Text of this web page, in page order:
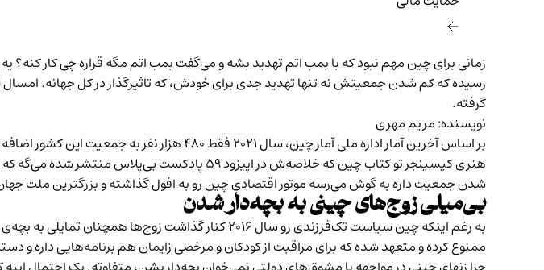
زمانی برای چین مهم نبود که با بمب اتم تهدید بشه و می‌گفت بمب اتم مگه قراره چی کار
گرفته.
نویسنده: مریم مهری
بر اساس آخرین آمار اداره ملی آمار چین، سال ۲۰۲۱ فقط ۴۸۰ هزار نفر به جمعیت این کشور اضافه شده در حالی که یک دهه پیش این رقم سالانه هشت میلیون نفر و بیشتر بوده.
هنری کیسینجر تو کتاب چین که خلاصه‌ش دراپیزود ۵۹ پادکست بی‌پلاس
شدن جمعیت داره به گوش می‌رسه موتور اقتصادی چین رو به افول گذاشته و بزرگترین ملت
بی‌میلی زوج‌های چینی به بچه‌دار شدن
به رغم اینکه چین سیاست تک‌فرزندی رو سال ۲۰۱۶ کنار
ممنوع کرده و متعهد شده که برای مراقبت از کودکان و مرخصی زایمان هم برنامه‌هایی داره و